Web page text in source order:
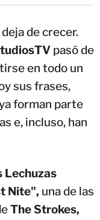
deja de crecer.
pasó de
en todo un
sus frases,
forman parte
e, incluso, han
Lechuzas
Nite", una de las
The Strokes,